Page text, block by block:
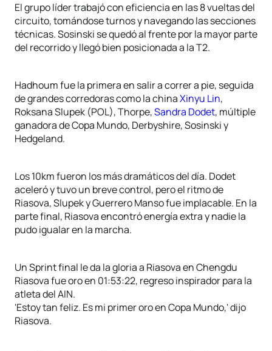
El grupo líder trabajó con eficiencia en las 8 vueltas del
circuito, tomándose turnos y navegando las secciones
técnicas. Sosinski se quedó al frente por la mayor parte
del recorrido y llegó bien posicionada a la T2.
Hadhoum fue la primera en salir a correr a pie, seguida
de grandes corredoras como la chinaXinyu Lin,
Roksana Slupek (POL), Thorpe,Sandra Dodet, múltiple
ganadora de Copa Mundo, Derbyshire, Sosinski y
Hedgeland.
Los 10km fueron los más dramáticos del día. Dodet
aceleró y tuvo un breve control, pero el ritmo de
Riasova, Slupek y Guerrero Manso fue implacable. En la
parte final, Riasova encontró energía extra y nadie la
pudo igualar en la marcha.
Un Sprint final le da la gloria a Riasova en Chengdu
Riasova fue oro en 01:53:22, regreso inspirador para la
atleta del AIN.
'Estoy tan feliz. Es mi primer oro en Copa Mundo,' dijo
Riasova.